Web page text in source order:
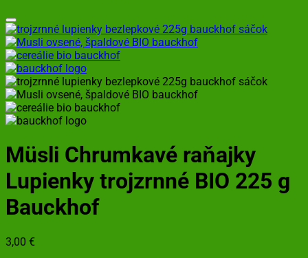
Müsli Chrumkavé raňajky
Lupienky trojzrnné BIO 225 g
Bauckhof
3,00 €